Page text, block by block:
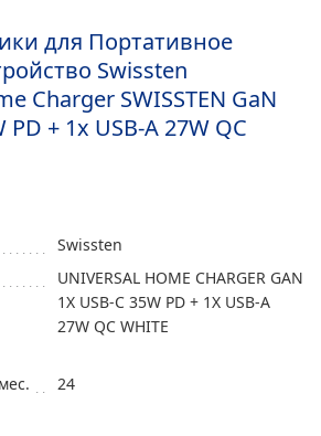
для Портативное
Swissten
Charger SWISSTEN GaN
PD + 1x USB-A 27W QC
Swissten
UNIVERSAL HOME CHARGER GAN
1X USB-C 35W PD + 1X USB-A
27W QC WHITE
24